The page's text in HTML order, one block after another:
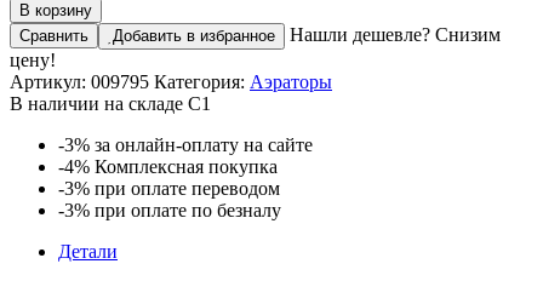
В корзину
Сравнить
Добавить в избранное
Нашли дешевле? Снизим
цену!
Артикул: 009795 Категория: Аэраторы
В наличии на складе С1
-3% за онлайн-оплату на сайте
-4% Комплексная покупка
-3% при оплате переводом
-3% при оплате по безналу
Детали